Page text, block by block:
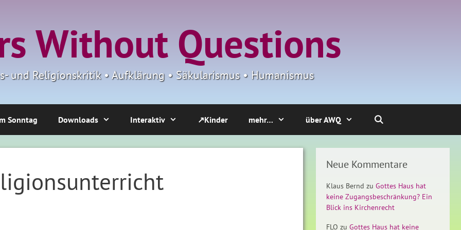
Without Questions
und Religionskritik • Aufklärung • Säkularismus • Humanismus
Sonntag Downloads Interaktiv ↗Kinder mehr… über AWQ
Neue Kommentare
Klaus Bernd zu Gottes Haus hat
keine Zugangsbeschränkung? Ein
Blick ins Kirchenrecht
FLO zu Gottes Haus hat keine